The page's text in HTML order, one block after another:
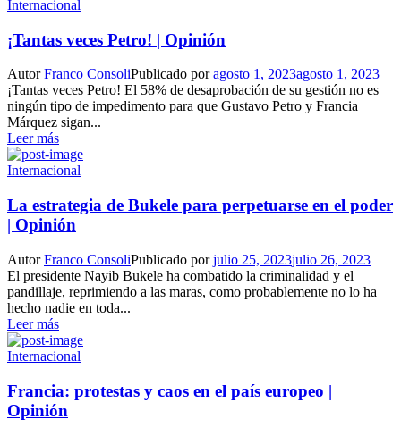
Internacional
¡Tantas veces Petro! | Opinión
AutorFranco ConsoliPublicado poragosto 1, 2023agosto 1, 2023
¡Tantas veces Petro! El 58% de desaprobación de su gestión no es
ningún tipo de impedimento para que Gustavo Petro y Francia
Márquez sigan...
Leer más
Internacional
La estrategia de Bukele para perpetuarse en el poder
| Opinión
AutorFranco ConsoliPublicado porjulio 25, 2023julio 26, 2023
El presidente Nayib Bukele ha combatido la criminalidad y el
pandillaje, reprimiendo a las maras, como probablemente no lo ha
hecho nadie en toda...
Leer más
Internacional
Francia: protestas y caos en el país europeo |
Opinión